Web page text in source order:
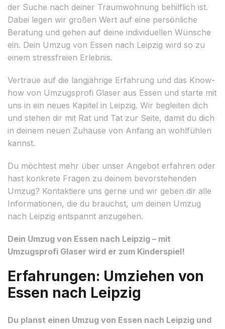
der Suche nach deiner Traumwohnung behilflich ist.
Dabei legen wir großen Wert auf eine persönliche
Beratung und gehen auf deine individuellen Wünsche
ein. Dein Umzug von Essen nach Leipzig wird so zu
einem stressfreien Erlebnis.
Vertraue auf die langjährige Erfahrung und das Know-
how von Umzugsprofi Glaser aus Essen und starte mit
uns in ein neues Kapitel in Leipzig. Wir begleiten dich
und stehen dir mit Rat und Tat zur Seite, damit du dich
in deinem neuen Zuhause von Anfang an wohlfühlen
kannst.
Du möchtest mehr über unser Angebot erfahren oder
hast konkrete Fragen zu deinem bevorstehenden
Umzug? Kontaktiere uns gerne und wir geben dir alle
Informationen, die du brauchst, um deinen Umzug
nach Leipzig entspannt anzugehen.
Dein Umzug von Essen nach Leipzig – mit
Umzugsprofi Glaser wird er zum Kinderspiel!
Erfahrungen: Umziehen von
Essen nach Leipzig
Du planst einen Umzug von Essen nach Leipzig und